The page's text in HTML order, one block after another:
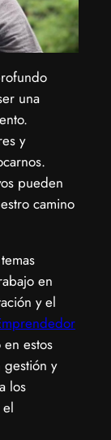
una
y
pueden
camino
en
y el
estos
y
los